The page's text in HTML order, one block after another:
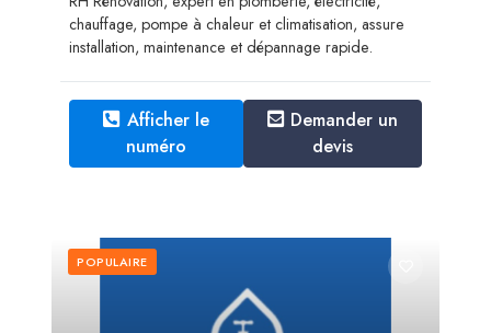
chauffage, pompe à chaleur et climatisation, assure
installation, maintenance et dépannage rapide.
Afficher le
numéro
Demander un
devis
POPULAIRE